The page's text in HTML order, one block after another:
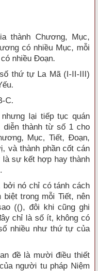
thành Chương, Mục,
có nhiều Mục, mỗi
nhiều Đoạn.
thứ tự La Mã (I-II-III)
C.
lại tiếp tục quán
diễn thành từ số 1 cho
Mục, Tiết, Đoạn,
và thành phần cốt cán
là sự kết hợp hay thành
nó chỉ có tánh cách
trong mỗi Tiết, nên
((), đôi khi cũng ghi
chỉ là số ít, không có
nhiều như thứ tự của
đề là mười điều thiết
người tu pháp Niệm